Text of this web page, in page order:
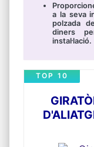
a la seva
polzada
diners
instal·lació.
PULL
TOP 10